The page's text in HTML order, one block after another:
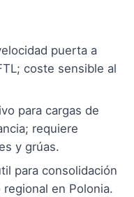
puerta a
coste sensible al
para cargas de
requiere
y grúas.
para consolidación
en Polonia.